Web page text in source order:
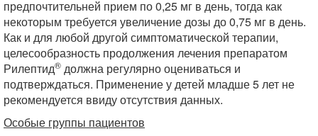
предпочтительней прием по 0,25 мг в день, тогда как
некоторым требуется увеличение дозы до 0,75 мг в день.
Как и для любой другой симптоматической терапии,
целесообразность продолжения лечения препаратом
Рилептид® должна регулярно оцениваться и
подтверждаться. Применение у детей младше 5 лет не
рекомендуется ввиду отсутствия данных.
Особые группы пациентов